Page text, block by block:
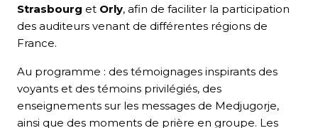
Strasbourg et Orly, afin de faciliter la participation
des auditeurs venant de différentes régions de
France.
Au programme : des témoignages inspirants des
voyants et des témoins privilégiés, des
enseignements sur les messages de Medjugorje,
ainsi que des moments de prière en groupe. Les